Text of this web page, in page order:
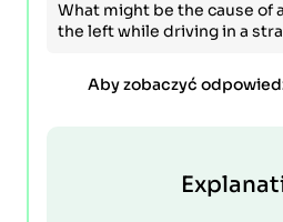
What might be the cause of
the left while driving in a
Aby zobaczyć